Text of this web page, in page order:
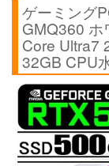
ゲーミング
GMQ360
Core Ultra7
32GB CPU